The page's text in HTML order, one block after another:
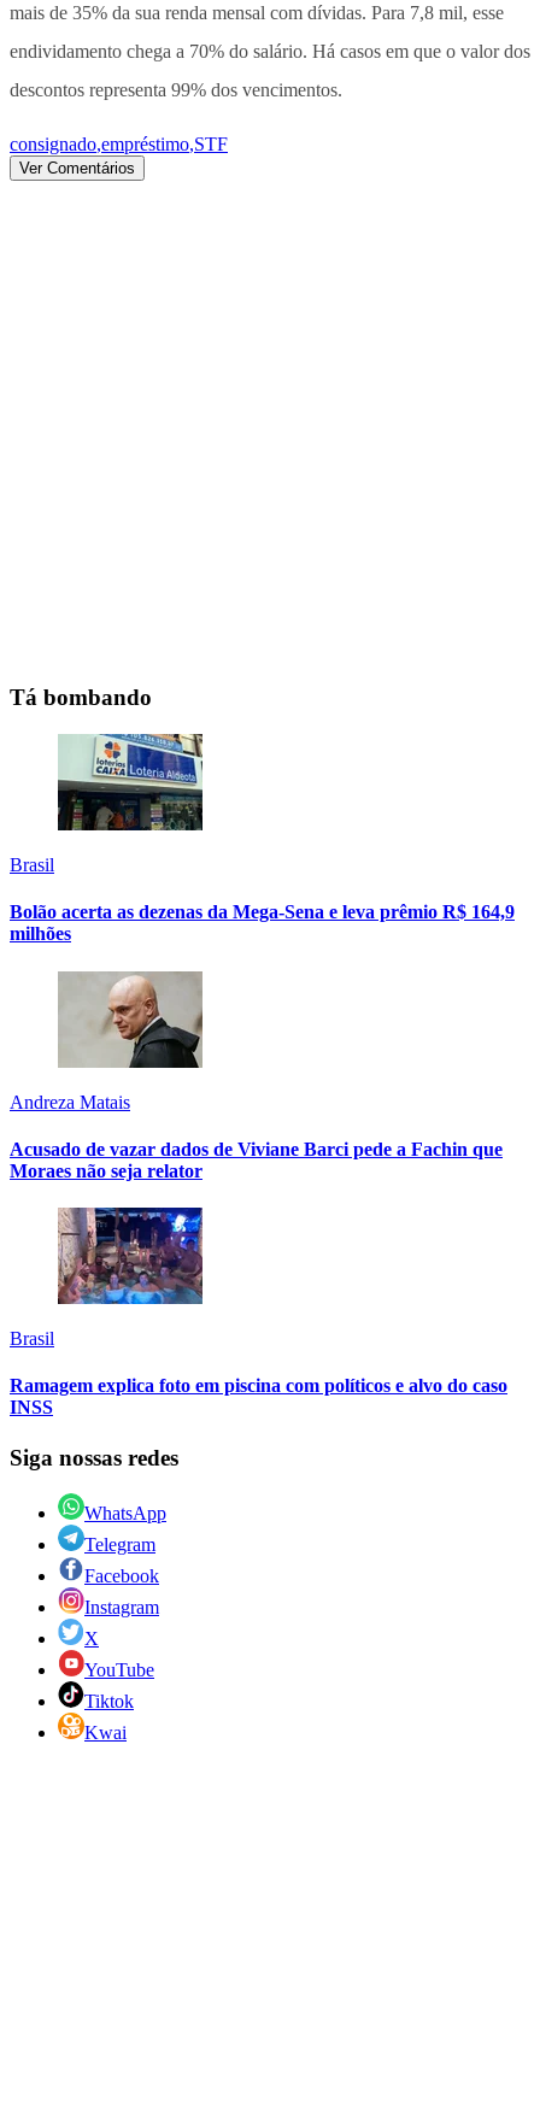
mais de 35% da sua renda mensal com dívidas. Para 7,8 mil, esse
endividamento chega a 70% do salário. Há casos em que o valor dos
descontos representa 99% dos vencimentos.
consignado,empréstimo,STF
Ver Comentários
Tá bombando
Brasil
Bolão acerta as dezenas da Mega-Sena e leva prêmio R$ 164,9
milhões
Andreza Matais
Acusado de vazar dados de Viviane Barci pede a Fachin que
Moraes não seja relator
Brasil
Ramagem explica foto em piscina com políticos e alvo do caso
INSS
Siga nossas redes
WhatsApp
Telegram
Facebook
Instagram
X
YouTube
Tiktok
Kwai